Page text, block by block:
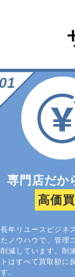
専門店だか
高価
長年リユースビジネ
たノウハウで、管理
削減しています。削
トはすべて買取額に
す。